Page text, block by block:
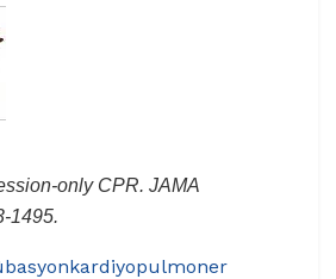
only CPR. JAMA
1495.
kardiyopulmoner